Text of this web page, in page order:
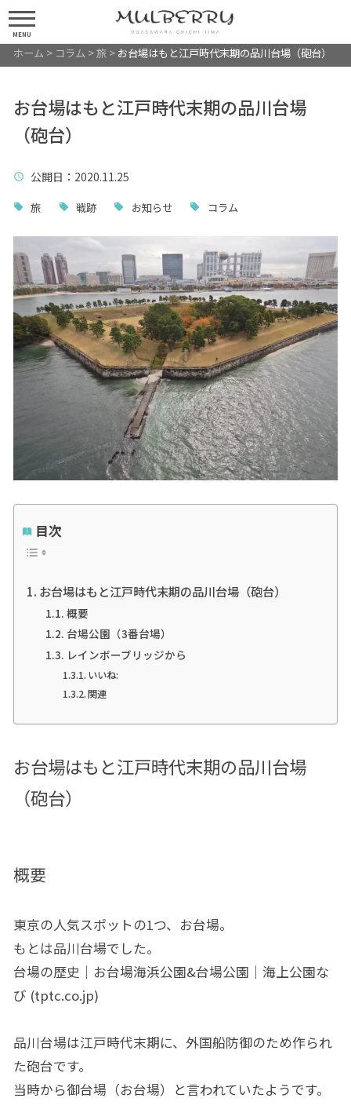
MENU
ホーム > コラム >旅> お台場はもと江戸時代末期の品川台場（砲台）
お台場はもと江戸時代末期の品川台場
（砲台）
公開日 ：2020.11.25
旅 戦跡 お知らせ コラム
目次
お台場はもと江戸時代末期の品川台場（砲台）
概要
台場公園（3番台場）
レインボーブリッジから
いいね:
関連
お台場はもと江戸時代末期の品川台場
（砲台）
概要
東京の人気スポットの1つ、お台場。
もとは品川台場でした。
台場の歴史｜お台場海浜公園&台場公園｜海上公園な
び (tptc.co.jp)
品川台場は江戸時代末期に、外国船防御のため作られ
た砲台です。
当時から御台場（お台場）と言われていたようです。